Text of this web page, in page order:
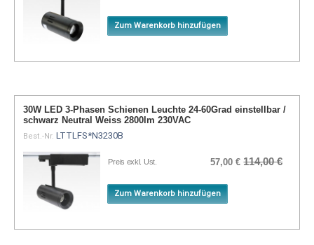
Zum Warenkorb hinzufügen
30W LED 3-Phasen Schienen Leuchte 24-60Grad einstellbar /
schwarz Neutral Weiss 2800lm 230VAC
Best.-Nr. LTTLFS*N3230B
Preis exkl. Ust. 57,00 € 114,00 €
Zum Warenkorb hinzufügen